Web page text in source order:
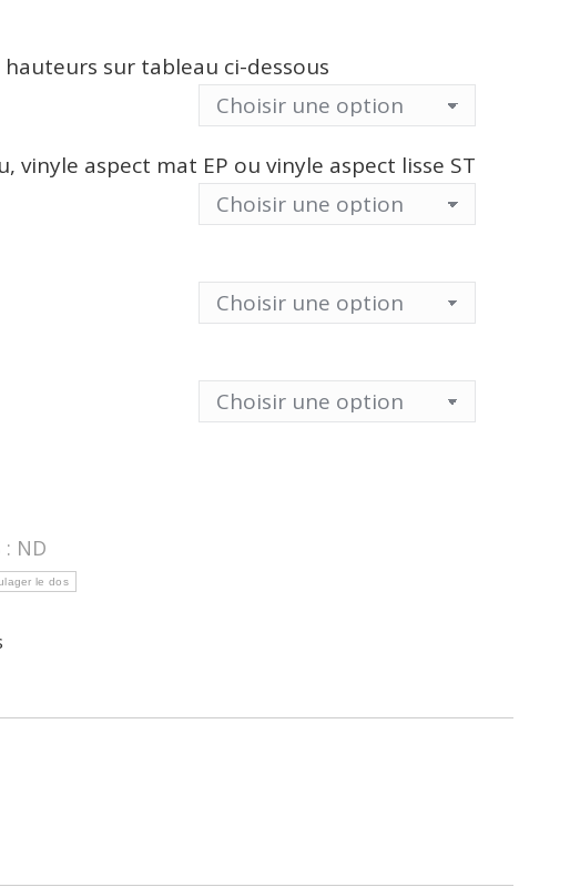
sur tableau ci-dessous
vinyle aspect mat EP ou vinyle aspect lisse ST
: ND
le dos